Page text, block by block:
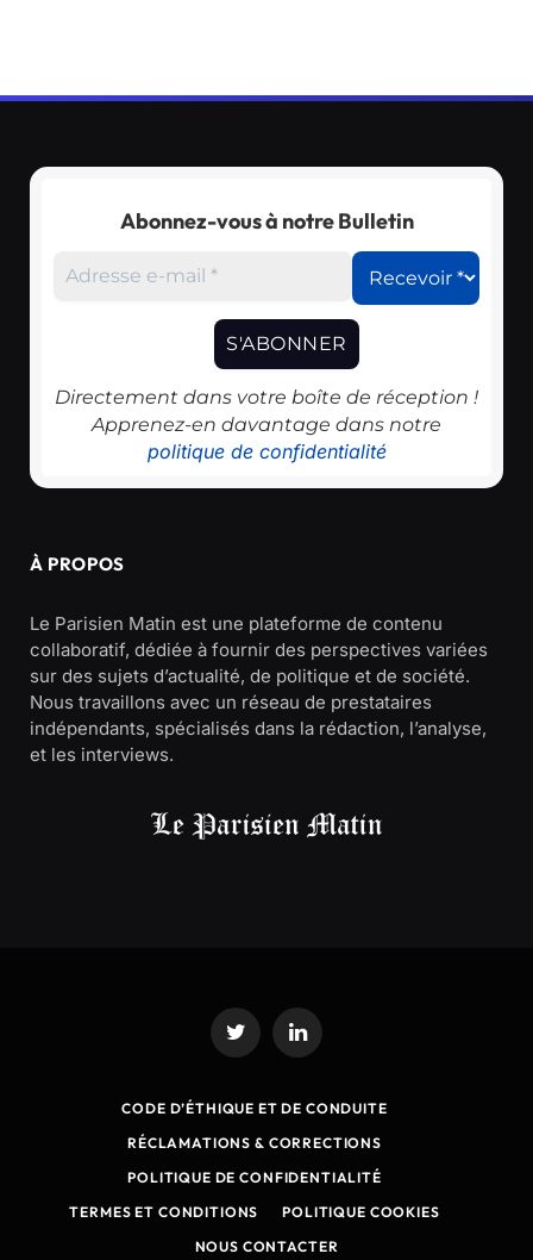
Abonnez-vous à notre Bulletin
Directement dans votre boîte de réception !
Apprenez-en davantage dans notre
politique de confidentialité
À PROPOS
Le Parisien Matin est une plateforme de contenu
collaboratif, dédiée à fournir des perspectives variées
sur des sujets d’actualité, de politique et de société.
Nous travaillons avec un réseau de prestataires
indépendants, spécialisés dans la rédaction, l’analyse,
et les interviews.
Twitter LinkedIn
CODE D’ÉTHIQUE ET DE CONDUITE
RÉCLAMATIONS & CORRECTIONS
POLITIQUE DE CONFIDENTIALITÉ
TERMES ET CONDITIONS
POLITIQUE COOKIES
NOUS CONTACTER